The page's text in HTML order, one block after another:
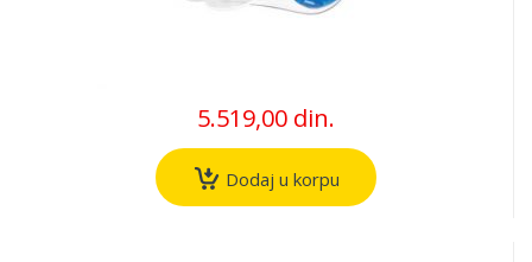
5.519,00 din.
Dodaj u korpu